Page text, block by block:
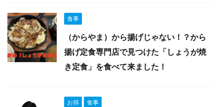
食事
（からやま）から揚げじゃない！？から
揚げ定食専門店で見つけた「しょうが焼
き定食」を食べて来ました！
お得 食事